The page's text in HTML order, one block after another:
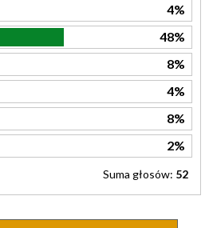
4%
48%
8%
4%
8%
2%
Suma głosów: 52